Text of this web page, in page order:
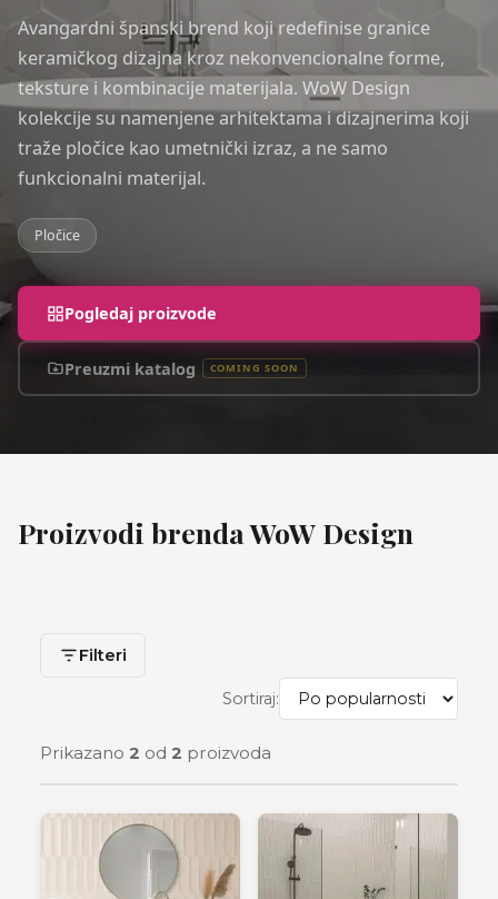
Avangardni španski brend koji redefinise granice
keramičkog dizajna kroz nekonvencionalne forme,
teksture i kombinacije materijala. WoW Design
kolekcije su namenjene arhitektama i dizajnerima koji
traže pločice kao umetnički izraz, a ne samo
funkcionalni materijal.
Pločice
Pogledaj proizvode
Preuzmi katalog COMING SOON
Proizvodi brenda WoW Design
Filteri
Prikazano 2 od 2 proizvoda
Sortiraj: